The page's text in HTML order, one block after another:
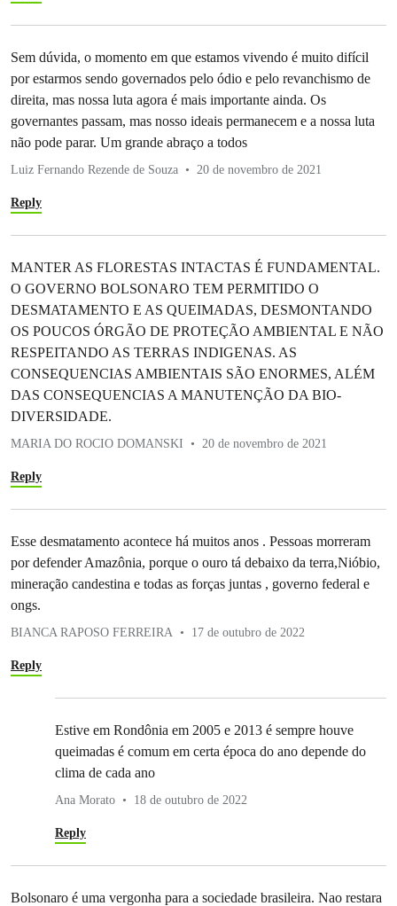
Sem dúvida, o momento em que estamos vivendo é muito difícil
por estarmos sendo governados pelo ódio e pelo revanchismo de
direita, mas nossa luta agora é mais importante ainda. Os
governantes passam, mas nosso ideais permanecem e a nossa luta
não pode parar. Um grande abraço a todos
Luiz Fernando Rezende de Souza 20 de novembro de 2021
Reply
MANTER AS FLORESTAS INTACTAS É FUNDAMENTAL.
O GOVERNO BOLSONARO TEM PERMITIDO O
DESMATAMENTO E AS QUEIMADAS, DESMONTANDO
OS POUCOS ÓRGÃO DE PROTEÇÃO AMBIENTAL E NÃO
RESPEITANDO AS TERRAS INDIGENAS. AS
CONSEQUENCIAS AMBIENTAIS SÃO ENORMES, ALÉM
DAS CONSEQUENCIAS A MANUTENÇÃO DA BIO-
DIVERSIDADE.
MARIA DO ROCIO DOMANSKI 20 de novembro de 2021
Reply
Esse desmatamento acontece há muitos anos . Pessoas morreram
por defender Amazônia, porque o ouro tá debaixo da terra,Nióbio,
mineração candestina e todas as forças juntas , governo federal e
ongs.
BIANCA RAPOSO FERREIRA 17 de outubro de 2022
Reply
Estive em Rondônia em 2005 e 2013 é sempre houve
queimadas é comum em certa época do ano depende do
clima de cada ano
Ana Morato 18 de outubro de 2022
Reply
Bolsonaro é uma vergonha para a sociedade brasileira. Nao restara